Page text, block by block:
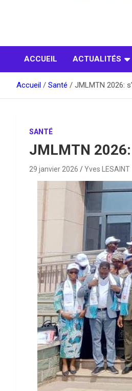
ACCUEIL ACTUALITÉS
Accueil Santé JMLMTN 2026:
SANTÉ
JMLMTN
29 janvier 2026 Yves LESAINT